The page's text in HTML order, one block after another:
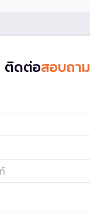
ติดต่อสอบถาม